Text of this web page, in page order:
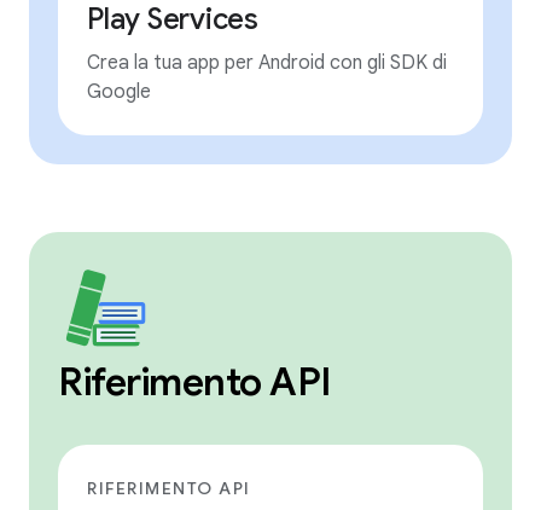
Play Services
Crea la tua app per Android con gli SDK di
Google
Riferimento API
RIFERIMENTO API